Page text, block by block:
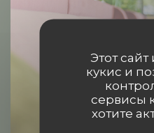
Этот сайт
кукис и
сервисы
хотите